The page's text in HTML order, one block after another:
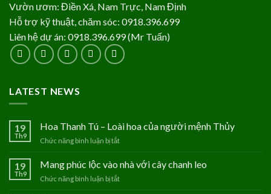
Vườn ươm: Điền Xá, Nam Trực, Nam Định
Hỗ trợ kỹ thuật, chăm sóc: 0918.396.699
Liên hệ dự án: 0918.396.699 (Mr Tuấn)
LATEST NEWS
19
Th9
Hoa Thanh Tú – Loài hoa của người mệnh Thủy
Chức năng bình luận bị tắt
Thanh
19
Th9
Mang phúc lộc vào nhà với cây chanh leo
Chức năng bình luận bị tắt